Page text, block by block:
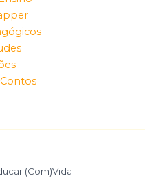
(Com)Vida